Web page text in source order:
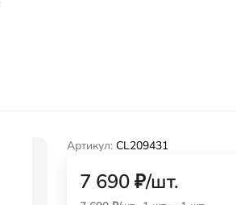
Артикул: CL209431
7 690₽/шт.